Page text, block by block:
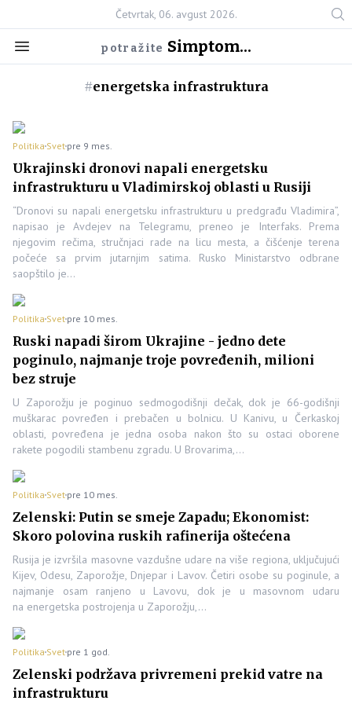
Četvrtak, 06. avgust 2026.
potražite Simptom...
#energetska infrastruktura
Politika Svet pre 9 mes.
Ukrajinski dronovi napali energetsku
infrastrukturu u Vladimirskoj oblasti u Rusiji
“Dronovi su napali energetsku infrastrukturu u predgrađu Vladimira”,
napisao je Avdejev na Telegramu, preneo je Interfaks. Prema
njegovim rečima, stručnjaci rade na licu mesta, a čišćenje terena
počeće sa prvim jutarnjim satima. Rusko Ministarstvo odbrane
saopštilo je…
Politika Svet pre 10 mes.
Ruski napadi širom Ukrajine - jedno dete
poginulo, najmanje troje povređenih, milioni
bez struje
U Zaporožju je poginuo sedmogodišnji dečak, dok je 66-godišnji
muškarac povređen i prebačen u bolnicu. U Kanivu, u Čerkaskoj
oblasti, povređena je jedna osoba nakon što su ostaci oborene
rakete pogodili stambenu zgradu. U Brovarima,…
Politika Svet pre 10 mes.
Zelenski: Putin se smeje Zapadu; Ekonomist:
Skoro polovina ruskih rafinerija oštećena
Rusija je izvršila masovne vazdušne udare na više regiona, uključujući
Kijev, Odesu, Zaporožje, Dnjepar i Lavov. Četiri osobe su poginule, a
najmanje osam ranjeno u Lavovu, dok je u masovnom udaru
na energetska postrojenja u Zaporožju,…
Politika Svet pre 1 god.
Zelenski podržava privremeni prekid vatre na
infrastrukturu